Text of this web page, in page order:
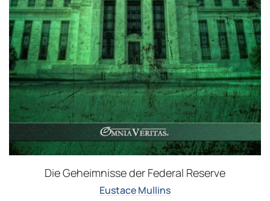
Die Geheimnisse der Federal Reserve
Eustace Mullins